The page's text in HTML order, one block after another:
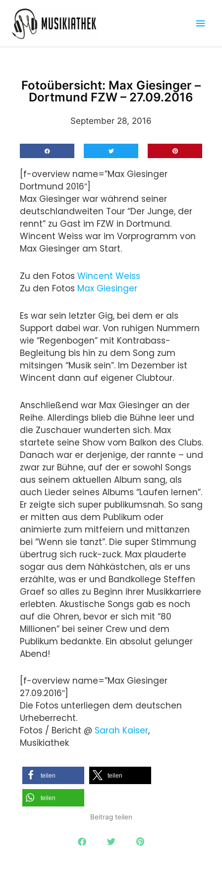
Inhalt
springen
Fotoübersicht: Max Giesinger –
Dortmund FZW – 27.09.2016
September 28, 2016
[f-overview name=”Max Giesinger
Dortmund 2016″]
Max Giesinger war während seiner
deutschlandweiten Tour “Der Junge, der
rennt” zu Gast im FZW in Dortmund.
Wincent Weiss war im Vorprogramm von
Max Giesinger am Start.
Zu den Fotos Wincent Weiss
Zu den Fotos Max Giesinger
Es war sein letzter Gig, bei dem er als
Support dabei war. Von ruhigen Nummern
wie “Regenbogen” mit Kontrabass-
Begleitung bis hin zu dem Song zum
mitsingen “Musik sein”. Im Dezember ist
Wincent dann auf eigener Clubtour.
Anschließend war Max Giesinger an der
Reihe. Allerdings blieb die Bühne leer und
die Zuschauer wunderten sich. Max
startete seine Show vom Balkon des Clubs.
Danach war er derjenige, der rannte – und
zwar zur Bühne, auf der er sowohl Songs
aus seinem aktuellen Album sang, als
auch Lieder seines Albums “Laufen lernen”.
Er zeigte sich super publikumsnah. So sang
er mitten aus dem Publikum oder
animierte zum mitfeiern und mittanzen
bei “Wenn sie tanzt”. Die super Stimmung
übertrug sich ruck-zuck. Max plauderte
sogar aus dem Nähkästchen, als er uns
erzählte, was er und Bandkollege Steffen
Graef so alles zu Beginn ihrer Musikkarriere
erlebten. Akustische Songs gab es noch
auf die Ohren, bevor er sich mit “80
Millionen” bei seiner Crew und dem
Publikum bedankte. Ein absolut gelunger
Abend!
[f-overview name=”Max Giesinger
27.09.2016″]
Die Fotos unterliegen dem deutschen
Urheberrecht.
Fotos / Bericht @ Sarah Kaiser,
Musikiathek
teilen teilen
teilen
Beitrag teilen